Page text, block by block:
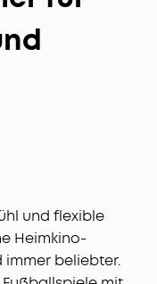
und flexible
Heimkino-
immer beliebter.